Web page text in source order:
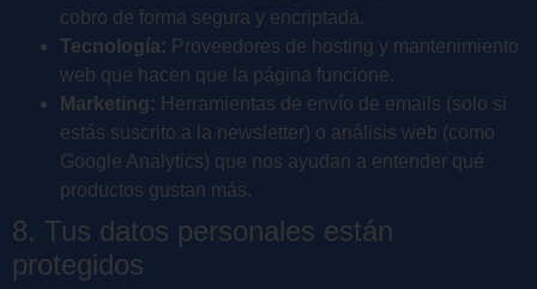
cobro de forma segura y encriptada.
Tecnología: Proveedores de hosting y mantenimiento
web que hacen que la página funcione.
Marketing: Herramientas de envío de emails (solo si
estás suscrito a la newsletter) o análisis web (como
Google Analytics) que nos ayudan a entender qué
productos gustan más.
8. Tus datos personales están
protegidos